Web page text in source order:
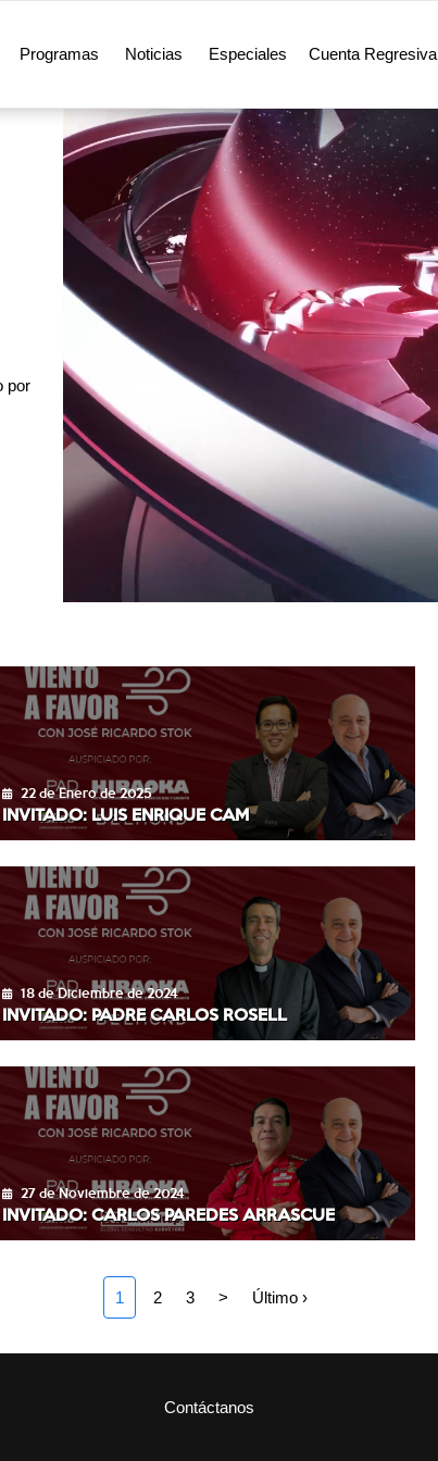
Programas Noticias Especiales Cuenta Regresiva
por
22 de Enero de 2025
INVITADO: LUIS ENRIQUE CAM
18 de Diciembre de 2024
INVITADO: PADRE CARLOS ROSELL
27 de Noviembre de 2024
INVITADO: CARLOS PAREDES ARRASCUE
1 2 3 > Último ›
Contáctanos